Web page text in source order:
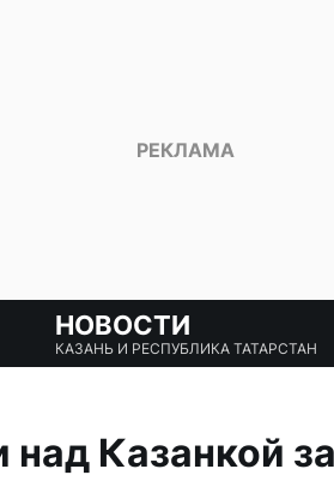
НОВОСТИ
КАЗАНЬ И РЕСПУБЛИКА ТАТАРСТАН
над Казанкой